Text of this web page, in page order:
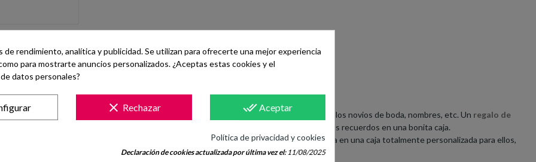
para regalo de boda personalizadas
con impresión a todo color. Desde una sola unidad, podrás imprimir lo que quieras, foto de los novios de boda, nombres, etc. Un regalo de
y que guarden todos sus recuerdos en una bonita caja.
que para ellos fueron importantes en su día en una caja totalmente personalizada para ellos,
de rendimiento, analítica y publicidad. Se utilizan para ofrecerte una mejor experiencia
para mostrarte anuncios personalizados. ¿Aceptas estas cookies y el
datos personales?
clear Rechazar done_allAceptar
Política de privacidad y cookies
Declaración de cookies actualizada por última vez el:11/08/2025